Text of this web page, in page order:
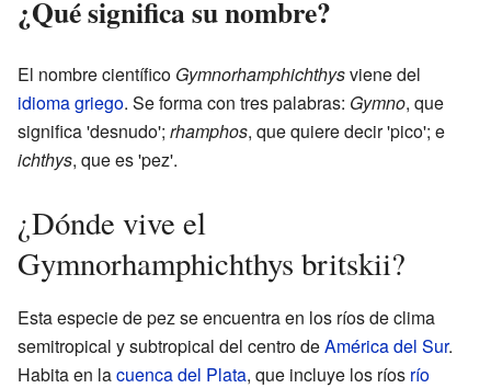
¿Qué significa su nombre?
El nombre científico Gymnorhamphichthysviene del
idioma griego. Se forma con tres palabras: Gymno, que
significa 'desnudo'; rhamphos, que quiere decir 'pico'; e
ichthys, que es 'pez'.
¿Dónde vive el
Gymnorhamphichthys britskii?
Esta especie de pez se encuentra en los ríos de clima
semitropical y subtropical del centro deAmérica del Sur.
Habita en lacuencadel Plata, que incluye los ríos río